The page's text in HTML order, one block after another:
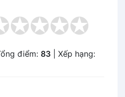
điểm: 83 | Xếp hạng: